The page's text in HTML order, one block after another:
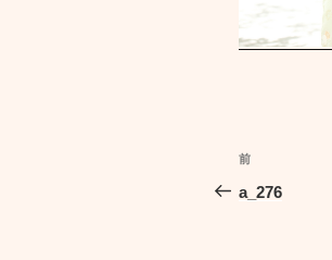
投
稿
前
の
前
a_276